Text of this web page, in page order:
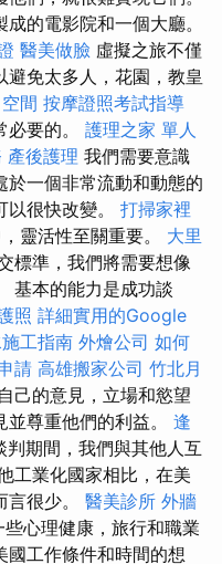
的電影院和一個大廳。
醫美做臉 虛擬之旅不僅
免太多人，花園，教皇
空間 按摩證照考試指導
要的。 護理之家 單人
產後護理 我們需要意識
於一個非常流動和動態的
很快改變。 打掃家裡
靈活性至關重要。 大里
標準，我們將需要想像
基本的能力是成功談
照 詳細實用的Google
工指南 外燴公司 如何
請 高雄搬家公司 竹北月
己的意見，立場和慾望
尊重他們的利益。 逢
判期間，我們與其他人互
工業化國家相比，在美
很少。 醫美診所 外牆
心理健康，旅行和職業
國工作條件和時間的想